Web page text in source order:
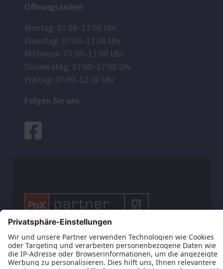
Öffnungszeiten
Montag: 07:00–17:00 Uhr
Dienstag: 07:00–17:00 Uhr
Mittwoch: 07:00–17:00 Uhr
Donnerstag: 07:00–17:00 Uhr
Freitag: 07:00–12:30 Uhr
Folgen Sie uns
   